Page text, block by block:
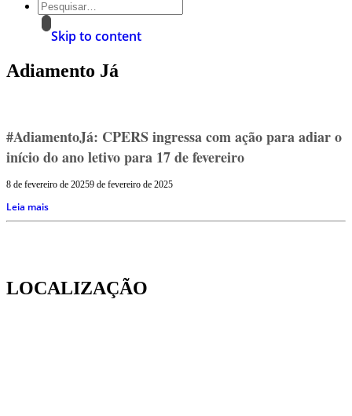
Skip to content
Adiamento Já
#AdiamentoJá: CPERS ingressa com ação para adiar o
início do ano letivo para 17 de fevereiro
8 de fevereiro de 20259 de fevereiro de 2025
Leia mais
LOCALIZAÇÃO